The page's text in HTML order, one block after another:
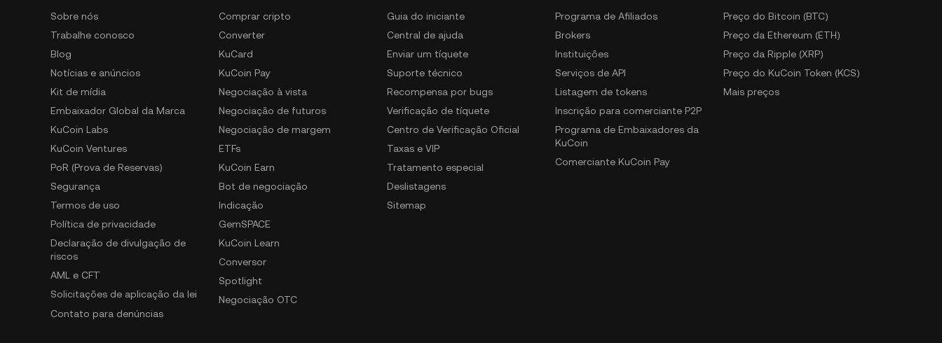
Sobre nós
Trabalhe conosco
Blog
Notícias e anúncios
Kit de mídia
Embaixador Global da Marca
KuCoin Labs
KuCoin Ventures
PoR (Prova de Reservas)
Segurança
Termos de uso
Política de privacidade
Declaração de divulgação de
riscos
AML e CFT
Solicitações de aplicação da lei
Contato para denúncias
Comprar cripto
Converter
KuCard
KuCoin Pay
Negociação à vista
Negociação de futuros
Negociação de margem
ETFs
KuCoin Earn
Bot de negociação
Indicação
GemSPACE
KuCoin Learn
Conversor
Spotlight
Negociação OTC
Guia do iniciante
Central de ajuda
Enviar um tíquete
Suporte técnico
Recompensa por bugs
Verificação de tíquete
Centro de Verificação Oficial
Taxas e VIP
Tratamento especial
Deslistagens
Sitemap
Programa de Afiliados
Brokers
Instituições
Serviços de API
Listagem de tokens
Inscrição para comerciante P2P
Programa de Embaixadores da
KuCoin
Comerciante KuCoin Pay
Preço do Bitcoin (BTC)
Preço da Ethereum (ETH)
Preço da Ripple (XRP)
Preço do KuCoin Token (KCS)
Mais preços